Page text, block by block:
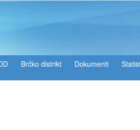
Brčko distrikt Dokumenti